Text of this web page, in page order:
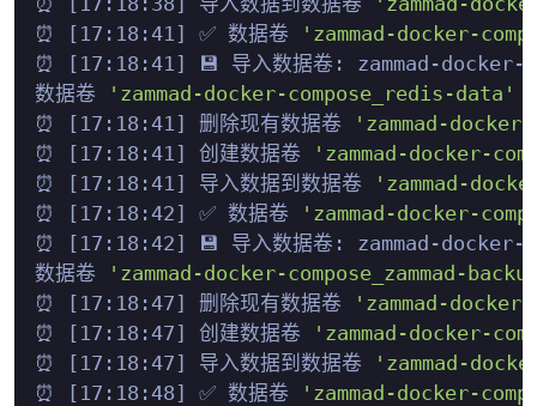
⏰ [17:18:41] ✅ 数据卷
'zammad-docker-
⏰ [17:18:41] 💾 导入数据卷: zammad-
数据卷
'zammad-docker-compose_redis-data'
⏰ [17:18:41] 删除现有数据卷
'zammad-
⏰ [17:18:41] 创建数据卷
'zammad-docker-
⏰ [17:18:41] 导入数据到数据卷
'zammad-
⏰ [17:18:42] ✅ 数据卷
'zammad-docker-
⏰ [17:18:42] 💾 导入数据卷: zammad-docker-
数据卷
'zammad-docker-compose_zammad-
⏰ [17:18:47] 删除现有数据卷
'zammad-docker-
⏰ [17:18:47] 创建数据卷
'zammad-docker-
⏰ [17:18:47] 导入数据到数据卷
'zammad-
⏰ [17:18:48] ✅ 数据卷
'zammad-docker-